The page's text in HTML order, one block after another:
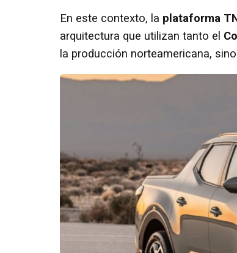
En este contexto, la plataforma
arquitectura que utilizan tanto el
la producción norteamericana,